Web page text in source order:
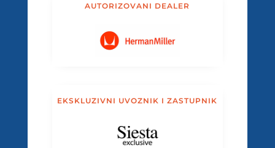
AUTORIZOVANI DEALER
EKSKLUZIVNI UVOZNIK I ZASTUPNIK